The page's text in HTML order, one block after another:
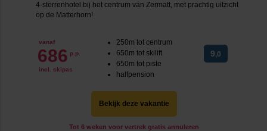
4-sterrenhotel bij het centrum van Zermatt, met prachtig uitzicht
op de Matterhorn!
vanaf
686 p.p.
incl. skipas
250m tot centrum
650m tot skilift
650m tot piste
halfpension
9,0
Bekijk deze vakantie
Tot 6 weken voor vertrek gratis annuleren